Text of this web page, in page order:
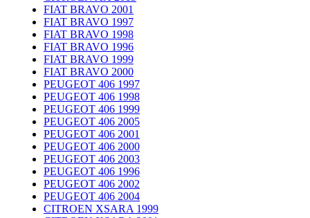
FIAT BRAVO 2001
FIAT BRAVO 1997
FIAT BRAVO 1998
FIAT BRAVO 1996
FIAT BRAVO 1999
FIAT BRAVO 2000
PEUGEOT 406 1997
PEUGEOT 406 1998
PEUGEOT 406 1999
PEUGEOT 406 2005
PEUGEOT 406 2001
PEUGEOT 406 2000
PEUGEOT 406 2003
PEUGEOT 406 1996
PEUGEOT 406 2002
PEUGEOT 406 2004
CITROEN XSARA 1999